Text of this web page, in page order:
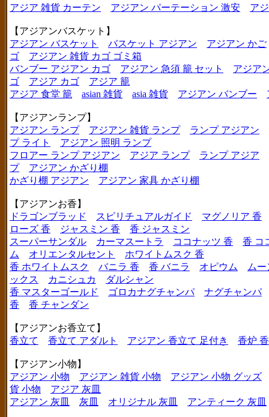
アジア 雑貨 カーテン
アジアン パーテーション 激安 ア
【アジアンバスケット】
アジアン バスケット
バスケット アジアン
アジアン かご
ゴ
アジアン 雑貨 カゴ ゴミ箱
バンブー アジアン カゴ
アジアン 急須 籠 セット
アジア
ゴ
アジア カゴ
アジア 籠
アジア 食堂 籠
asian 雑貨 asia 雑貨 アジアン バンブー
【アジアンランプ】
アジアン ランプ
アジアン 雑貨 ランプ
ランプ アジアン
プ ライト
アジアン 照明 ランプ
フロアー ランプ アジアン
アジア ランプ
ランプ アジア
プ
アジアン かざり棚
かざり棚 アジアン
アジアン 家具 かざり棚
【アジアンお香】
ドラゴンブラッド
スピリチュアルガイド
マグノリア 香
ローズ 香
ジャスミン 香
香 ジャスミン
スーパーサンダル
カーマスートラ ココナッツ 香
香 コ
ム
オリエンタルセント
ホワイトムスク 香
香 ホワイトムスク
バニラ 香 香 バニラ オピウム
ムー
ックス
カニシュカ
ダルシャン
香 マスターゴールド
ゴロカナグチャンパ
ナグチャンパ
香
香 チャンダン
【アジアンお香立て】
香立て
香立て アダルト アジアン 香立て 足付き 香炉
【アジアン小物】
アジアン 小物
アジアン 雑貨 小物
アジアン 小物 グッズ
貨 小物
アジア 灰皿
アジアン 灰皿
灰皿 オリジナル 灰皿 アンティーク 灰皿